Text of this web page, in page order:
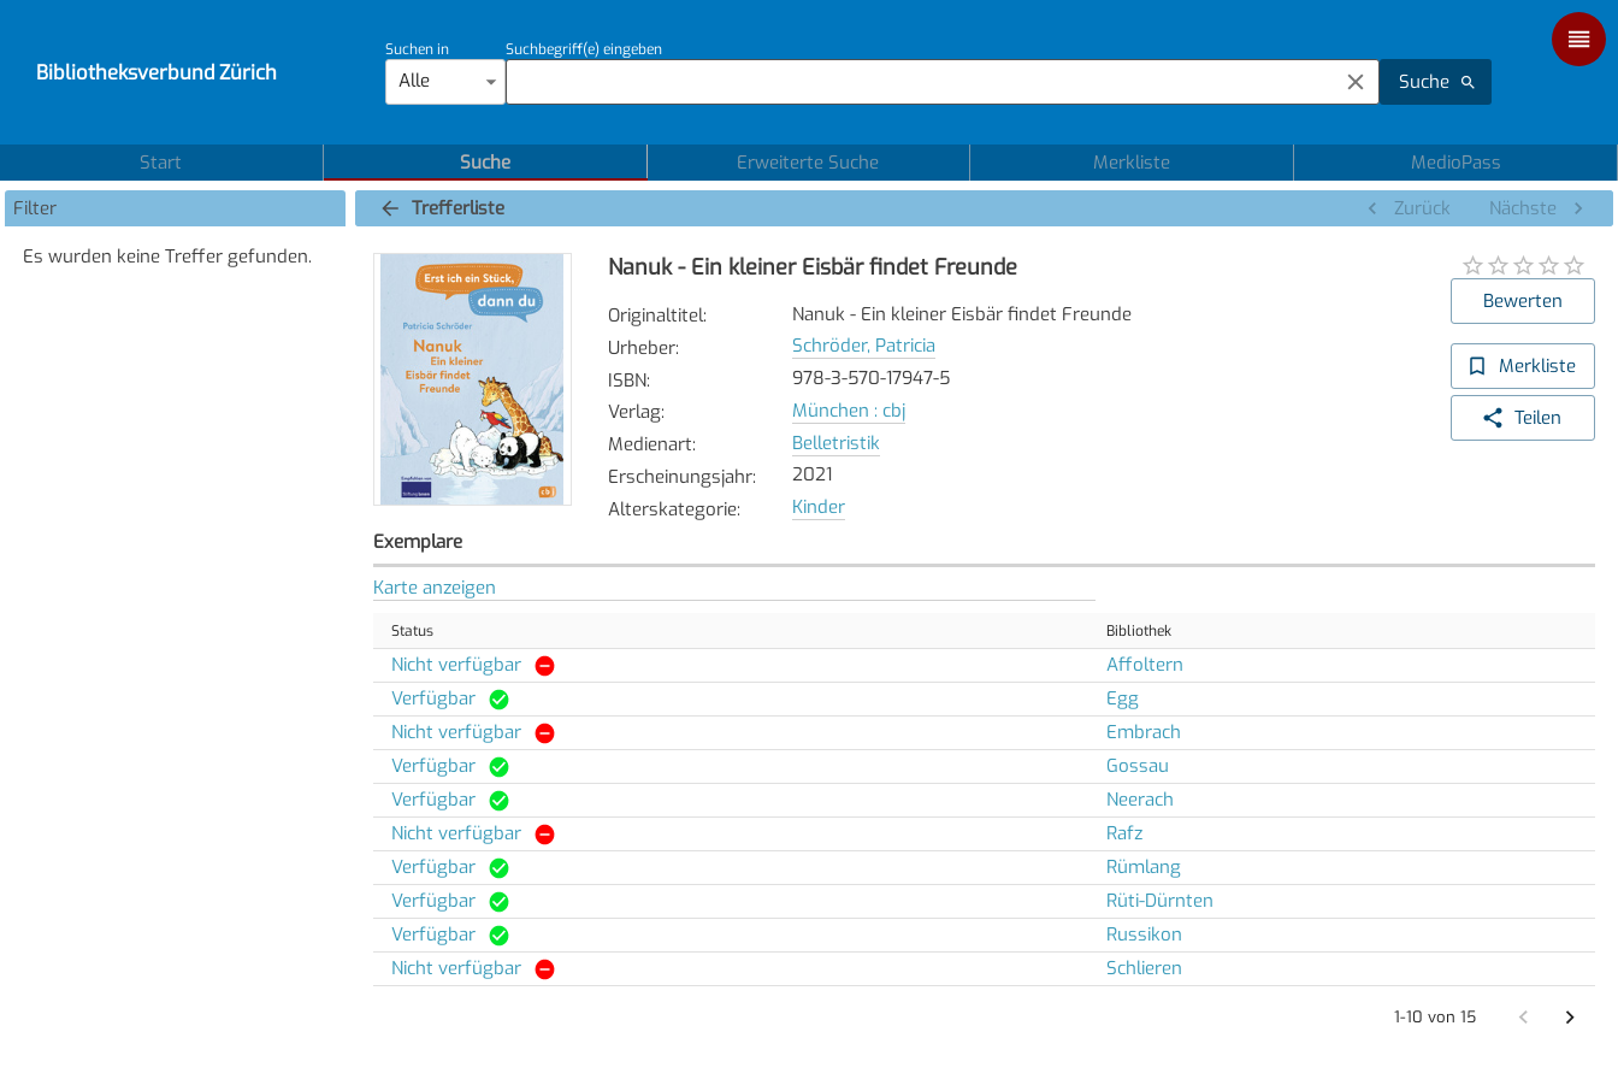
Bibliotheksverbund Zürich
Suchen in
Alle
Suchbegriff(e) eingeben
Suche
Start Suche Erweiterte Suche Merkliste
MedioPass
Filter
Es wurden keine Treffer gefunden.
Trefferliste Zurück Nächste
Nanuk - Ein kleiner Eisbär findet Freunde
Originaltitel:
Nanuk - Ein kleiner Eisbär findet Freunde
Urheber:
Schröder, Patricia
ISBN:
978-3-570-17947-5
Verlag:
München : cbj
Medienart:
Belletristik
Erscheinungsjahr:
2021
Alterskategorie: Kinder
Bewerten
Merkliste
Teilen
Exemplare
Karte anzeigen
Status Bibliothek
Nicht verfügbar
Affoltern
Verfügbar
Egg
Nicht verfügbar
Embrach
Verfügbar
Gossau
Verfügbar
Neerach
Nicht verfügbar
Rafz
Verfügbar
Rümlang
Verfügbar
Rüti-Dürnten
Verfügbar
Russikon
Nicht verfügbar
Schlieren
1-10 von 15